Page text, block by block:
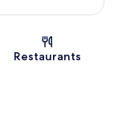
Restaurants